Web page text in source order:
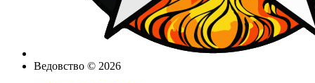
Ведовство © 2026